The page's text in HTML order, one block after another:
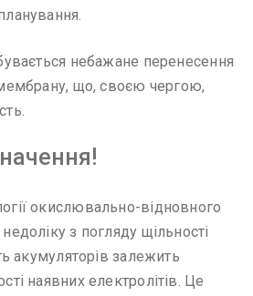
небажане перенесення
що, своєю чергою,
окислювально-відновного
з погляду щільності
акумуляторів залежить
наявних електролітів. Це